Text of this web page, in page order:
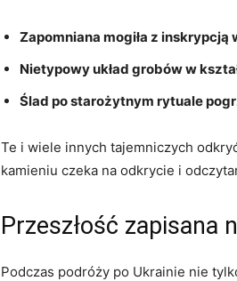
Zapomniana mogiła ‌z
Nietypowy układ grobów w
Ślad po starożytnym rytuale
Te i wiele innych‌ tajemniczych
kamieniu czeka na odkrycie i‍
Przeszłość zapisana‌
Podczas podróży po Ukrainie nie